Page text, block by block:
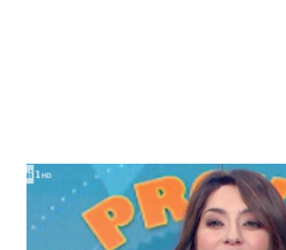
News Cinema
News Musica